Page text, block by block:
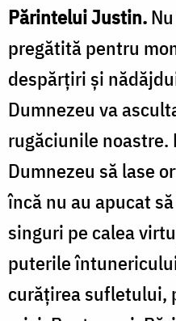
Părintelui Justin.
pregătită pentru
despărțiri și
Dumnezeu va
rugăciunile noastre.
Dumnezeu să lase
încă nu au apucat
singuri pe calea
puterile
curățirea sufletului,